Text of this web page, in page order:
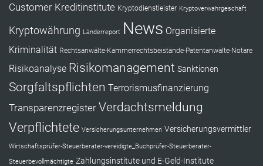
Customer Kreditinstitute Kryptodienstleister Kryptoverwahrgeschäft
Kryptowährung Länderreport News Organisierte
Kriminalität Rechtsanwälte-Kammerrechtsbeistände-Patentanwälte-Notare
Risikoanalyse Risikomanagement Sanktionen
Sorgfaltspflichten Terrorismusfinanzierung
Transparenzregister Verdachtsmeldung
Verpflichtete Versicherungsunternehmen Versicherungsvermittler
Wirtschaftsprüfer-Steuerberater-vereidigte_Buchprüfer-Steuerberater-
Steuerbevollmächtigte Zahlungsinstitute und E-Geld-Institute